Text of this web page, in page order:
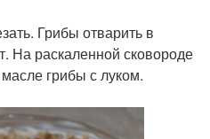
Грибы отварить в
На раскаленной сковороде
грибы с луком.